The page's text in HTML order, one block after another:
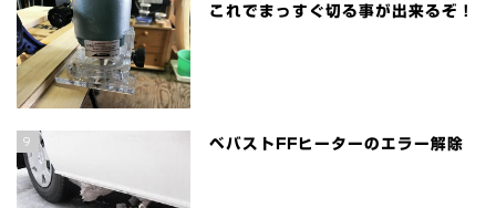
これでまっすぐ切る事が出来るぞ！
9 ベバストFFヒーターのエラー解除